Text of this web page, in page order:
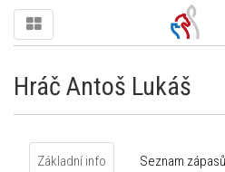
Hráč Antoš Lukáš
Základní info Seznam zápasů